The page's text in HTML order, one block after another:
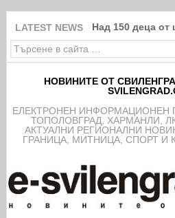
LATEST NEWS Над 150 деца от
НОВИНИТЕ ОТ
EЛЕКТРОНЕН ИНФОРМАЦИОНЕН
ТОПОЛОВГРАД, ХАРМАНЛИ,
АКТУАЛНИ РЕГИОНАЛНИ
ГРАНИЦА, МИТНИЦА, СПОРТ И